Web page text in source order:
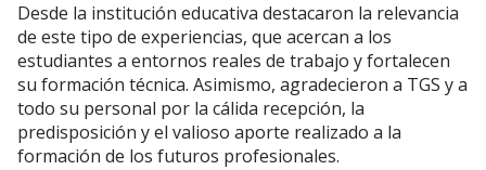
Desde la institución educativa destacaron la relevancia
de este tipo de experiencias, que acercan a los
estudiantes a entornos reales de trabajo y fortalecen
su formación técnica. Asimismo, agradecieron a TGS y a
todo su personal por la cálida recepción, la
predisposición y el valioso aporte realizado a la
formación de los futuros profesionales.